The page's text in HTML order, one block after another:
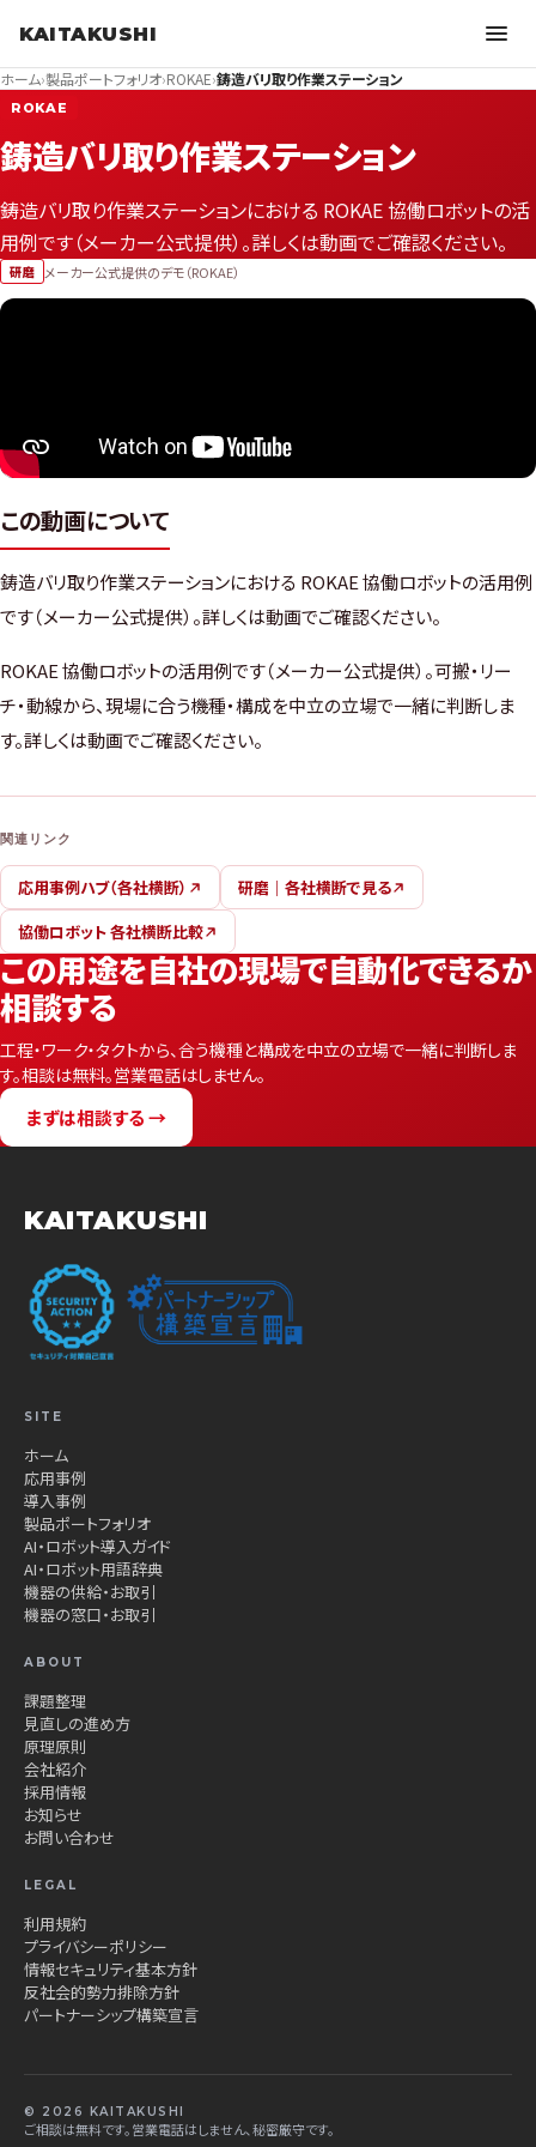
KAITAKUSHI
ホーム›製品ポートフォリオ›ROKAE›鋳造バリ取り作業ステーション
ROKAE
鋳造バリ取り作業ステーション
鋳造バリ取り作業ステーションにおける ROKAE 協働ロボットの活
用例です（メーカー公式提供）。詳しくは動画でご確認ください。
研磨 メーカー公式提供のデモ（ROKAE）
この動画について
鋳造バリ取り作業ステーションにおける ROKAE 協働ロボットの活用例
です（メーカー公式提供）。詳しくは動画でご確認ください。
ROKAE 協働ロボットの活用例です（メーカー公式提供）。可搬・リー
チ・動線から、現場に合う機種・構成を中立の立場で一緒に判断しま
す。詳しくは動画でご確認ください。
関連リンク
応用事例ハブ（各社横断）
研磨｜各社横断で見る
協働ロボット 各社横断比較
この用途を自社の現場で自動化できるか
相談する
工程・ワーク・タクトから、合う機種と構成を中立の立場で一緒に判断しま
す。相談は無料。営業電話はしません。
まずは相談する →
KAITAKUSHI
SITE
ホーム
応用事例
導入事例
製品ポートフォリオ
AI・ロボット導入ガイド
AI・ロボット用語辞典
機器の供給・お取引
機器の窓口・お取引
ABOUT
課題整理
見直しの進め方
原理原則
会社紹介
採用情報
お知らせ
お問い合わせ
LEGAL
利用規約
プライバシーポリシー
情報セキュリティ基本方針
反社会的勢力排除方針
パートナーシップ構築宣言
© 2026 KAITAKUSHI
ご相談は無料です。営業電話はしません、秘密厳守です。